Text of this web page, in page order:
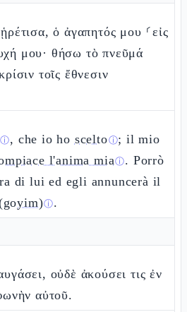
ὁ ἀγαπητός μου ⸂εἰς
μου· θήσω τὸ πνεῦμά
τοῖς ἔθνεσιν
ⓘ, che io ho sceltoⓘ; il mio
l'anima miaⓘ. Porrò
di lui ed egli annuncerà il
ⓘ.
οὐδὲ ἀκούσει τις ἐν
αὐτοῦ.